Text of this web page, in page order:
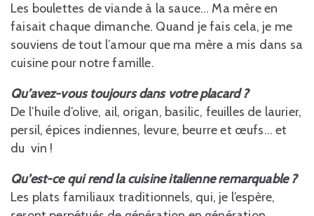
Les boulettes de viande à la sauce… Ma mère en
faisait chaque dimanche. Quand je fais cela, je me
souviens de tout l’amour que ma mère a mis dans sa
cuisine pour notre famille.
Qu’avez-vous toujours dans votre placard ?
De l’huile d’olive, ail, origan, basilic, feuilles de laurier,
persil, épices indiennes, levure, beurre et œufs… et
du vin !
Qu’est-ce qui rend la cuisine italienne remarquable ?
Les plats familiaux traditionnels, qui, je l’espère,